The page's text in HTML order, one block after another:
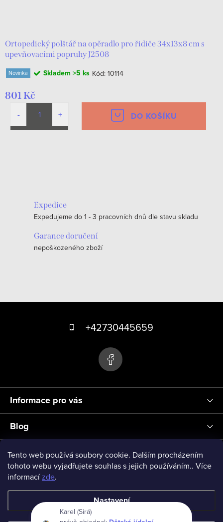
Tento web používá soubory cookie. Dalším procházením
tohoto webu vyjadřujete souhlas s jejich používáním.. Více
informacízde.
Nastavení
Ortopedický polštář na opěradlo pro řidiče 34x13x8 cm s
upevňovacími popruhy J2508
Novinka Skladem >5 ks Kód: 10114
801 Kč
DO KOŠÍKU
k
Expedice
Expedujeme do 1 - 3 pracovních dnů dle stavu skladu
Garance doručení
nepoškozeného zboží
í
+42730445659
Informace pro vás
Blog
Přihlášení
Karel (Sirá)